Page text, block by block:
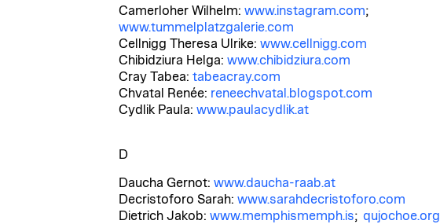
Camerloher Wilhelm: www.instagram.com;
www.tummelplatzgalerie.com
Cellnigg Theresa Ulrike: www.cellnigg.com
Chibidziura Helga: www.chibidziura.com
Cray Tabea: tabeacray.com
Chvatal Renée: reneechvatal.blogspot.com
Cydlik Paula: www.paulacydlik.at
D
Daucha Gernot: www.daucha-raab.at
Decristoforo Sarah: www.sarahdecristoforo.com
Dietrich Jakob: www.memphismemph.is; qujochoe.org